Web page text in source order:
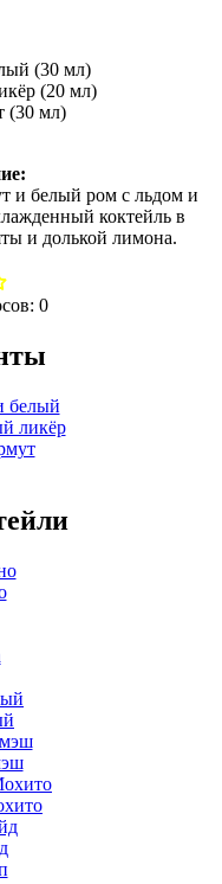
(30 мл)
(20 мл)
(30 мл)
и белый ром с льдом и
коктейль в
и долькой лимона.
0
белый
ликёр